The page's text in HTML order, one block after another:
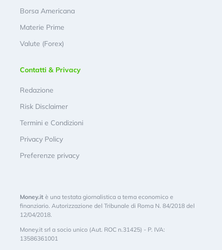
Borsa Americana
Materie Prime
Valute (Forex)
Contatti & Privacy
Redazione
Risk Disclaimer
Termini e Condizioni
Privacy Policy
Preferenze privacy
Money.it è una testata giornalistica a tema economico e
finanziario. Autorizzazione del Tribunale di Roma N. 84/2018 del
12/04/2018.
Money.it srl a socio unico (Aut. ROC n.31425) - P. IVA:
13586361001